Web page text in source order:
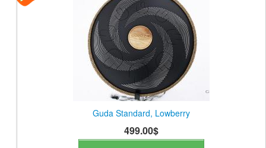
Guda Standard, Lowberry
499.00$